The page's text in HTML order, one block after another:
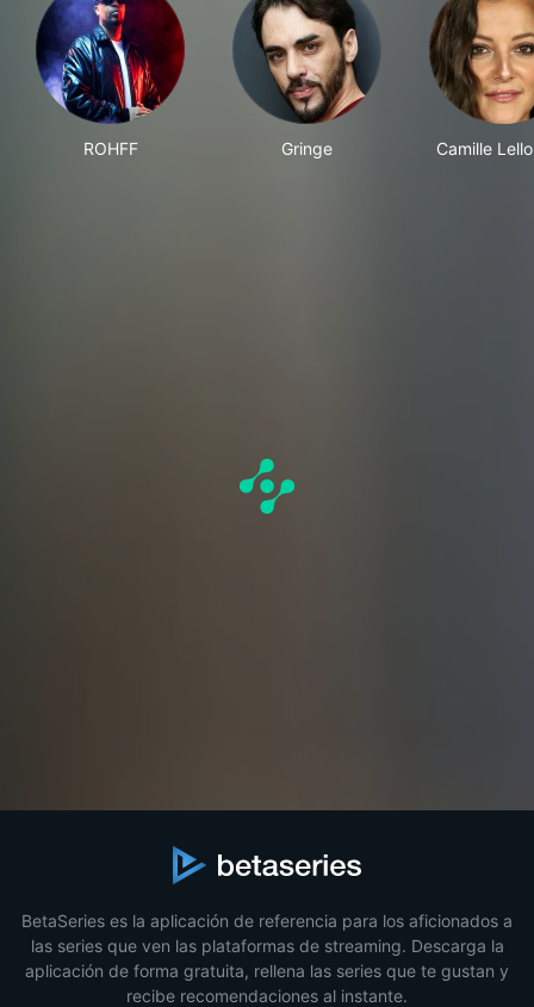
ROHFF Gringe Camille
BetaSeries es la aplicación de referencia para los aficionados a
las series que ven las plataformas de streaming. Descarga la
aplicación de forma gratuita, rellena las series que te gustan y
recibe recomendaciones al instante.